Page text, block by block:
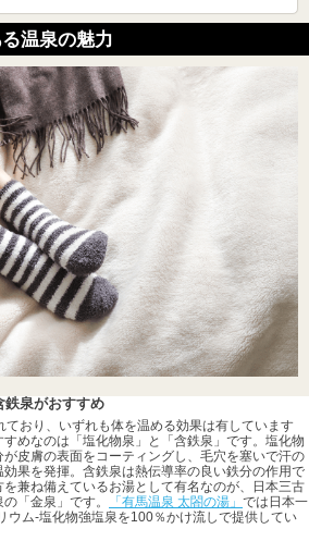
温泉の魅力
鉄泉がおすすめ
おり、いずれも体を温める効果は有しています
めなのは「塩化物泉」と「含鉄泉」です。塩化物
皮膚の表面をコーティングし、毛穴を塞いで汗の
果を発揮。含鉄泉は熱伝導率の良い鉄分の作用で
兼ね備えているお湯として有名なのが、日本三古
「金泉」です。
「有馬温泉 太閤の湯」 では日本一
ウム-塩化物強塩泉を100％かけ流しで提供してい